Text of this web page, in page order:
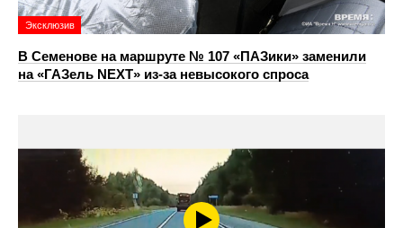
Эксклюзив
В Семенове на маршруте № 107 «ПАЗики» заменили
на «ГАЗель NEXT» из‑за невысокого спроса